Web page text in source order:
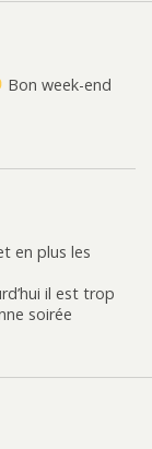
Bon week-end
en plus les
il est trop
soirée